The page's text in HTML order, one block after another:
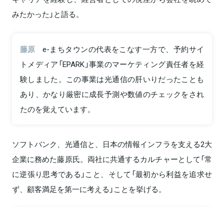
みたかった」と語る。
藤原
e-まちタウンの代表をこなす一方で、予約サイ
トメディア「EPARK」事業のマーケティング責任者を経
験しました。この事業は光通信の肝いりだったことも
あり、かなり厳密に成長予測や数値のチェックをされ
たのを覚えています。
ソフトバンク、光通信と、日本の情報インフラを支える2大
企業に務めた藤原氏。両社に共通するカルチャーとして「常
に逆張り思考である」こと、そして「最初から利益を追求せ
ず、顧客満足を第一に考える」ことを挙げる。